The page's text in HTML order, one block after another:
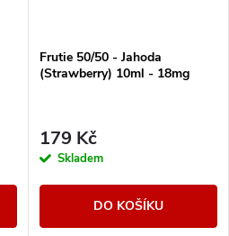
Frutie 50/50 - Jahoda
(Strawberry) 10ml - 18mg
179 Kč
Skladem
DO KOŠÍKU